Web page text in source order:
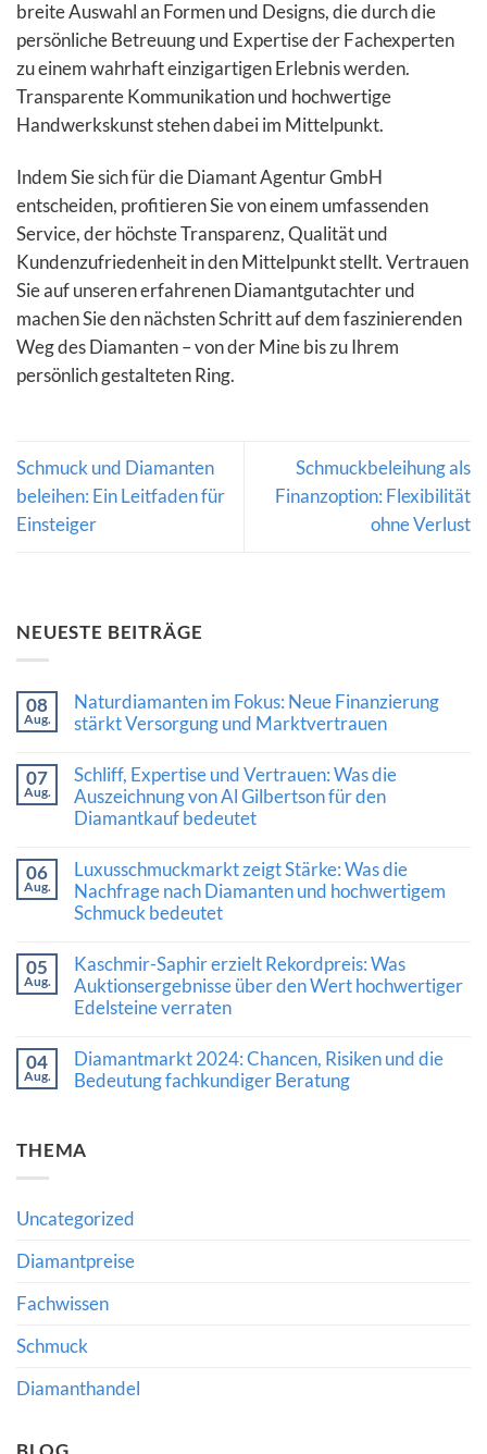
breite Auswahl an Formen und Designs, die durch die
persönliche Betreuung und Expertise der Fachexperten
zu einem wahrhaft einzigartigen Erlebnis werden.
Transparente Kommunikation und hochwertige
Handwerkskunst stehen dabei im Mittelpunkt.
Indem Sie sich für die Diamant Agentur GmbH
entscheiden, profitieren Sie von einem umfassenden
Service, der höchste Transparenz, Qualität und
Kundenzufriedenheit in den Mittelpunkt stellt. Vertrauen
Sie auf unseren erfahrenen Diamantgutachter und
machen Sie den nächsten Schritt auf dem faszinierenden
Weg des Diamanten – von der Mine bis zu Ihrem
persönlich gestalteten Ring.
Schmuck und Diamanten
beleihen: Ein Leitfaden für
Einsteiger
Schmuckbeleihung als
Finanzoption: Flexibilität
ohne Verlust
NEUESTE BEITRÄGE
08
Aug.
Naturdiamanten im Fokus: Neue Finanzierung
stärkt Versorgung und Marktvertrauen
zu
Naturdiamanten
im
Fokus:
stärkt
Versorgung
und
Marktvertrauen
07
Aug.
Schliff, Expertise und Vertrauen: Was die
Auszeichnung von Al Gilbertson für den
Diamantkauf bedeutet
zu
Schliff,
Expertise
und
die
Auszeichnung
von
Al
den
Diamantkauf
bedeutet
06
Aug.
Luxusschmuckmarkt zeigt Stärke: Was die
Nachfrage nach Diamanten und hochwertigem
Schmuck bedeutet
zu
Luxusschmuckmarkt
zeigt
Stärke:
Nachfrage
nach
Diamanten
bedeutet
05
Aug.
Kaschmir-Saphir erzielt Rekordpreis: Was
Auktionsergebnisse über den Wert hochwertiger
Edelsteine verraten
zu
Kaschmir-
Saphir
Auktionsergebnisse
hochwertiger
Edelsteine
04
Aug.
Diamantmarkt 2024: Chancen, Risiken und die
Bedeutung fachkundiger Beratung
Diamantmarkt
die
fachkundiger
Beratung
THEMA
Uncategorized
Diamantpreise
Fachwissen
Schmuck
Diamanthandel